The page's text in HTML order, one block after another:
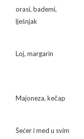
orasi, bademi,
lješnjak
Loj, margarin
Majoneza, kečap
Šećer i med u svim